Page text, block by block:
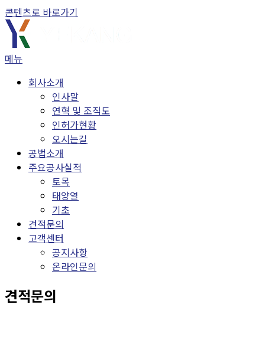
콘텐츠로 바로가기
메뉴
회사소개
인사말
연혁 및 조직도
인허가현황
오시는길
공법소개
주요공사실적
토목
태양열
기초
견적문의
고객센터
공지사항
온라인문의
견적문의